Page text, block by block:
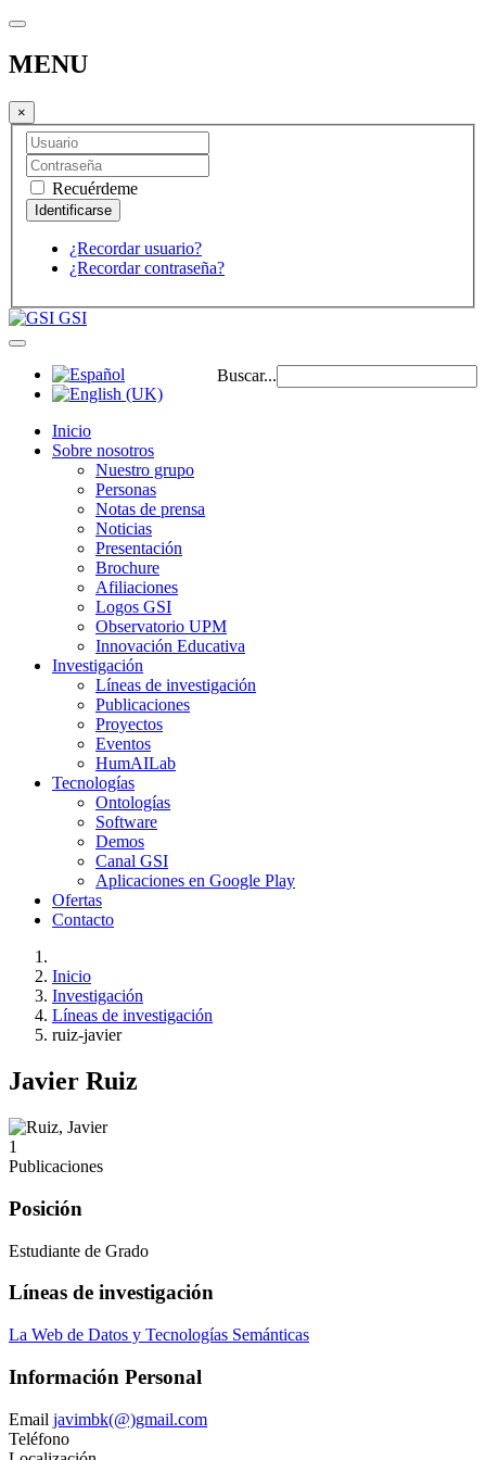
MENU
×
Recuérdeme
¿Recordar usuario?
¿Recordar contraseña?
GSI
Buscar...
Inicio
Sobre nosotros
Nuestro grupo
Personas
Notas de prensa
Noticias
Presentación
Brochure
Afiliaciones
Logos GSI
Observatorio UPM
Innovación Educativa
Investigación
Líneas de investigación
Publicaciones
Proyectos
Eventos
HumAILab
Tecnologías
Ontologías
Software
Demos
Canal GSI
Aplicaciones en Google Play
Ofertas
Contacto
Inicio
Investigación
Líneas de investigación
ruiz-javier
Javier Ruiz
1
Publicaciones
Posición
Estudiante de Grado
Líneas de investigación
La Web de Datos y Tecnologías Semánticas
Información Personal
Email javimbk(@)gmail.com
Teléfono